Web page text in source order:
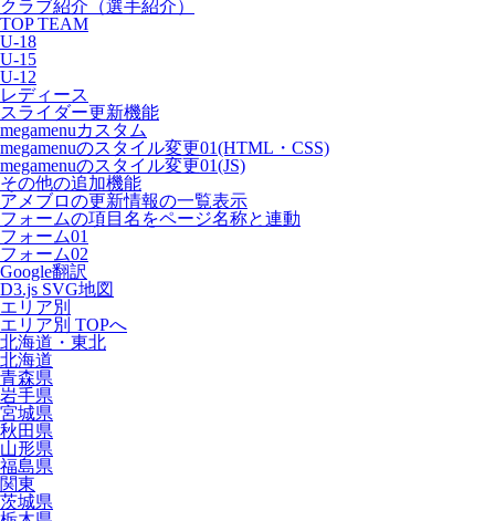
クラブ紹介（選手紹介）
TOP TEAM
U-18
U-15
U-12
レディース
スライダー更新機能
megamenuカスタム
megamenuのスタイル変更01(HTML・CSS)
megamenuのスタイル変更01(JS)
その他の追加機能
アメブロの更新情報の一覧表示
フォームの項目名をページ名称と連動
フォーム01
フォーム02
Google翻訳
D3.js SVG地図
エリア別
エリア別 TOPへ
北海道・東北
北海道
青森県
岩手県
宮城県
秋田県
山形県
福島県
関東
茨城県